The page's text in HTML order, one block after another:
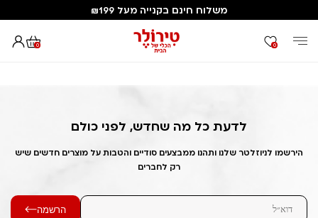
משלוח חינם בקנייה מעל ₪199
0 0
דף הבית Out of Stock Alert 2025/06/17 1750159143
לדעת כל מה שחדש, לפני כולם
הירשמו לניוזלטר שלנו ותהנו ממבצעים סודיים והטבות על מוצרים חדשים שיש
רק לחברים
הרשמה